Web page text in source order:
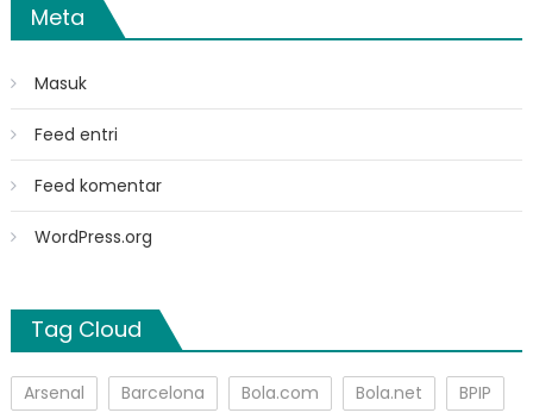
Meta
Masuk
Feed entri
Feed komentar
WordPress.org
Tag Cloud
Arsenal Barcelona Bola.com Bola.net
BPIP